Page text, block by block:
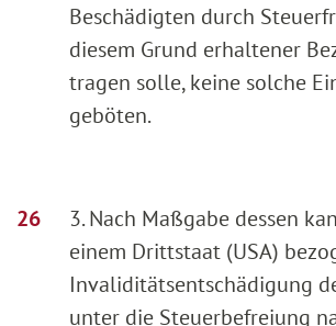
Beschädigten durch
diesem Grund erhaltener
tragen solle, keine solche
geböten.
3. Nach Maßgabe dessen
einem Drittstaat (USA)
Invaliditätsentschädigung
unter die Steuerbefreiung